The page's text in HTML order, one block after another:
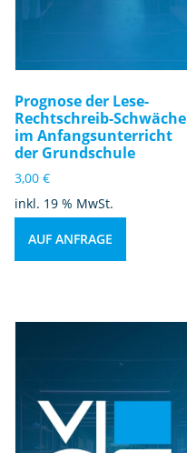
Prognose der Lese-
Rechtschreib-Schwäche
im Anfangsunterricht
der Grundschule
3,00 €
inkl. 19 % MwSt.
AUF ANFRAGE